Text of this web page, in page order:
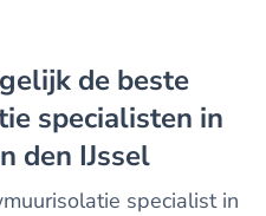
specialisten in
den IJssel
specialist in